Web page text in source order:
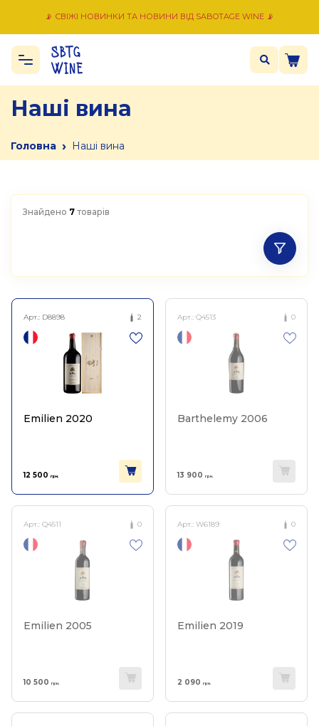
📡 СВІЖІ НОВИНКИ ТА НОВИНИ ВІД SABOTAGE WINE 📡
Наші вина
Головна › Наші вина
Знайдено 7 товарів
Арт.: D8898 2
Emilien 2020
12 500 грн.
Арт.: Q4513 0
Barthelemy 2006
13 900 грн.
Арт.: Q4511 0
Emilien 2005
10 500 грн.
Арт.: W6189 0
Emilien 2019
2 090 грн.